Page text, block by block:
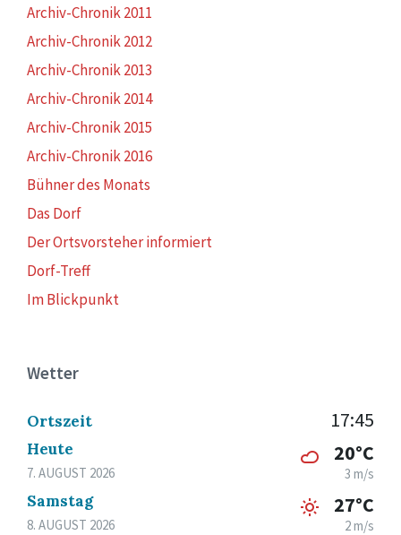
Archiv-Chronik 2011
Archiv-Chronik 2012
Archiv-Chronik 2013
Archiv-Chronik 2014
Archiv-Chronik 2015
Archiv-Chronik 2016
Bühner des Monats
Das Dorf
Der Ortsvorsteher informiert
Dorf-Treff
Im Blickpunkt
Wetter
Ortszeit 17:45
Heute
7. AUGUST 2026
20°C
3 m/s
Samstag
8. AUGUST 2026
27°C
2 m/s